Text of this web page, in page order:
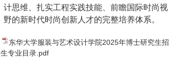
计思维、扎实工程实践技能、前瞻国际时尚视
野的新时代时尚创新人才的完整培养体系。
东华大学服装与艺术设计学院2025年博士研究生招
生专业目录.pdf